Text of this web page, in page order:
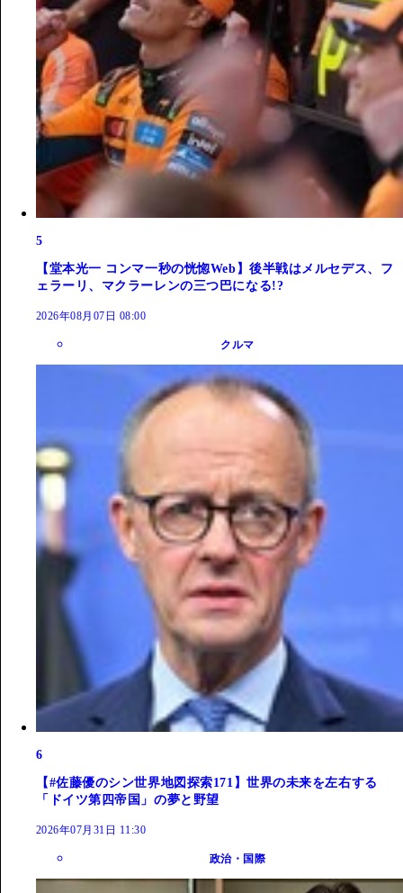
5
【堂本光一 コンマ一秒の恍惚Web】後半戦はメルセデス、フ
ェラーリ、マクラーレンの三つ巴になる!?
2026年08月07日 08:00
クルマ
6
【#佐藤優のシン世界地図探索171】世界の未来を左右する
「ドイツ第四帝国」の夢と野望
2026年07月31日 11:30
政治・国際